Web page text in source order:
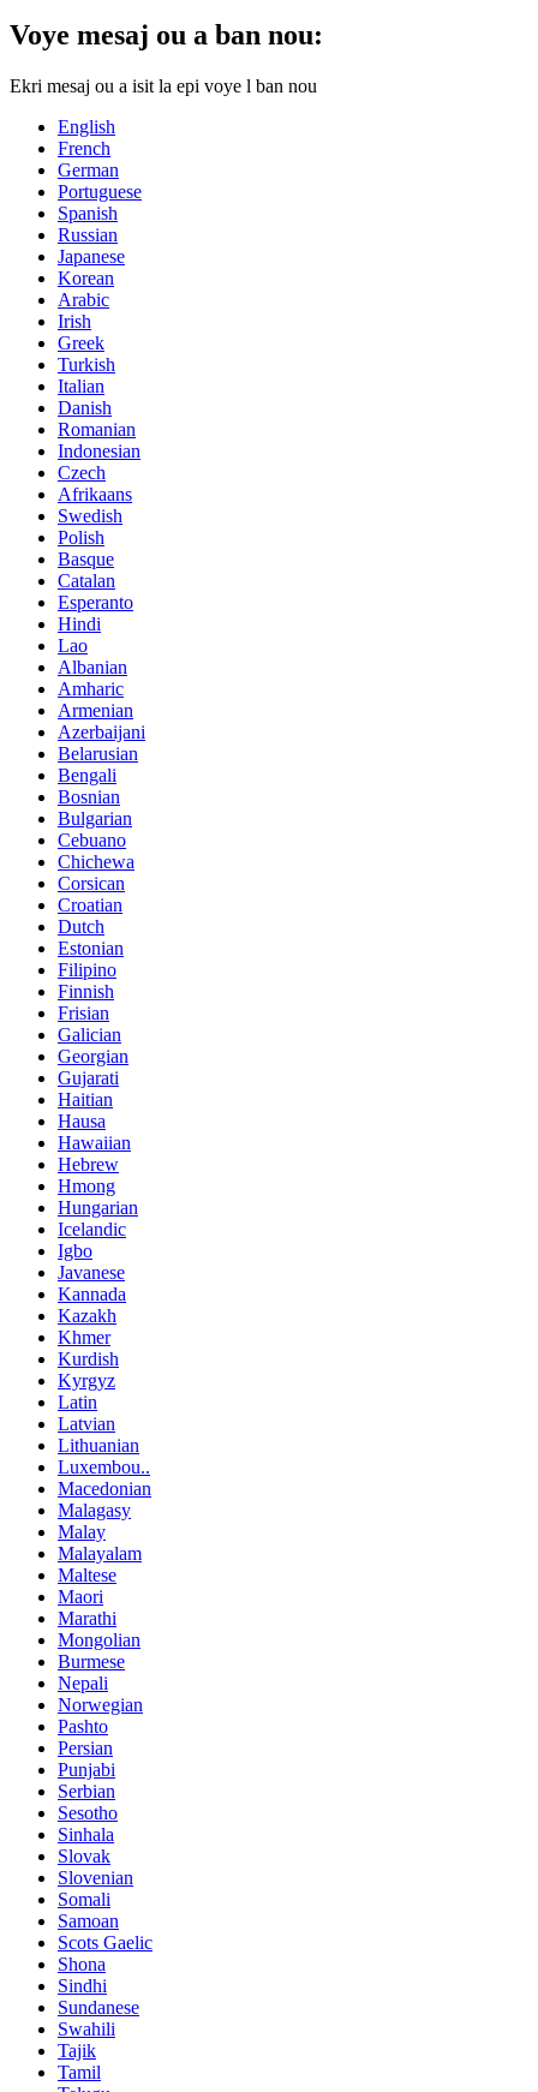
Voye mesaj ou a ban nou:
Ekri mesaj ou a isit la epi voye l ban nou
English
French
German
Portuguese
Spanish
Russian
Japanese
Korean
Arabic
Irish
Greek
Turkish
Italian
Danish
Romanian
Indonesian
Czech
Afrikaans
Swedish
Polish
Basque
Catalan
Esperanto
Hindi
Lao
Albanian
Amharic
Armenian
Azerbaijani
Belarusian
Bengali
Bosnian
Bulgarian
Cebuano
Chichewa
Corsican
Croatian
Dutch
Estonian
Filipino
Finnish
Frisian
Galician
Georgian
Gujarati
Haitian
Hausa
Hawaiian
Hebrew
Hmong
Hungarian
Icelandic
Igbo
Javanese
Kannada
Kazakh
Khmer
Kurdish
Kyrgyz
Latin
Latvian
Lithuanian
Luxembou..
Macedonian
Malagasy
Malay
Malayalam
Maltese
Maori
Marathi
Mongolian
Burmese
Nepali
Norwegian
Pashto
Persian
Punjabi
Serbian
Sesotho
Sinhala
Slovak
Slovenian
Somali
Samoan
Scots Gaelic
Shona
Sindhi
Sundanese
Swahili
Tajik
Tamil